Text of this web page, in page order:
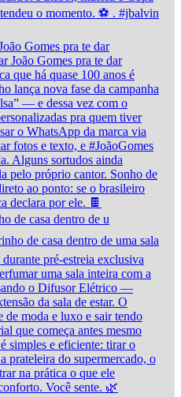
Gomes pra te dar
de casa dentro de u